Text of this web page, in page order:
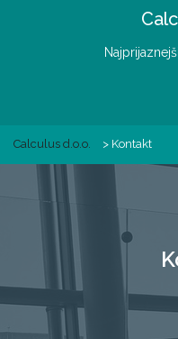
Calculus d.o.o. > Kontakt